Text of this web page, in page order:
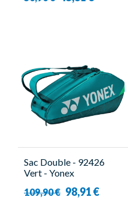
Sac Double - 92426
Vert - Yonex
109,90 € 98,91 €